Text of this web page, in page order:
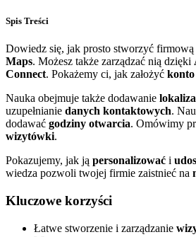
Spis Treści
Dowiedz się, jak prosto stworzyć firmową
Maps. Możesz także zarządzać nią dzięki
Connect. Pokażemy ci, jak założyć
Nauka obejmuje także dodawanie
uzupełnianie danych kontaktowych.
dodawać godziny otwarcia. Omówimy
wizytówki.
Pokazujemy, jak ją personalizować i
wiedza pozwoli twojej firmie zaistnieć na
Kluczowe korzyści
Łatwe stworzenie i zarządzanie